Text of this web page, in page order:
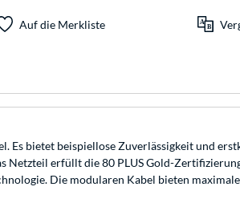
Auf die Merkliste
bietet beispiellose Zuverlässigkeit und
erfüllt die 80 PLUS Gold-
Die modularen Kabel bieten